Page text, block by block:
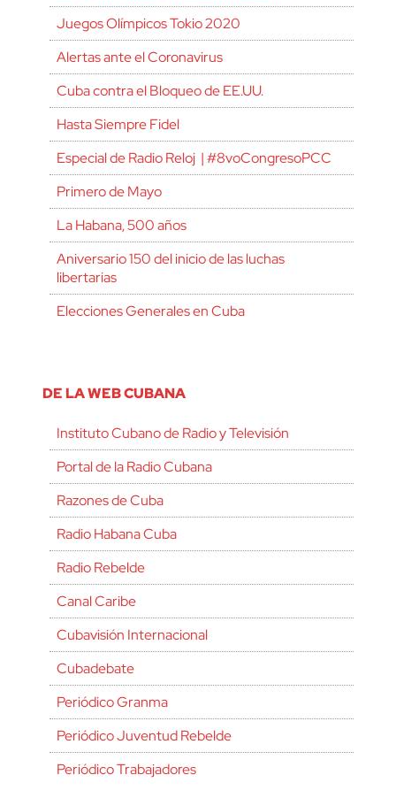
Juegos Olímpicos Tokio 2020
Alertas ante el Coronavirus
Cuba contra el Bloqueo de EE.UU.
Hasta Siempre Fidel
Especial de Radio Reloj | #8voCongresoPCC
Primero de Mayo
La Habana, 500 años
Aniversario 150 del inicio de las luchas
libertarias
Elecciones Generales en Cuba
DE LA WEB CUBANA
Instituto Cubano de Radio y Televisión
Portal de la Radio Cubana
Razones de Cuba
Radio Habana Cuba
Radio Rebelde
Canal Caribe
Cubavisión Internacional
Cubadebate
Periódico Granma
Periódico Juventud Rebelde
Periódico Trabajadores